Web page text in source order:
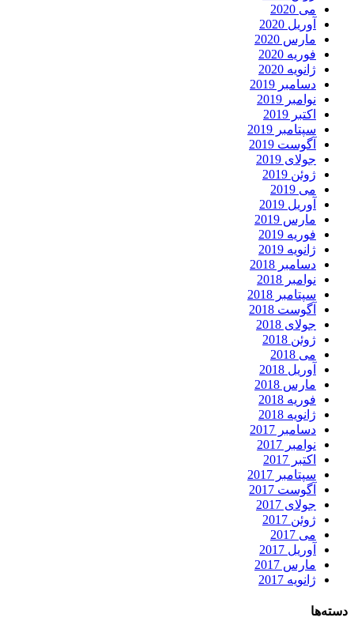
می 2020
آوریل 2020
مارس 2020
فوریه 2020
ژانویه 2020
دسامبر 2019
نوامبر 2019
اکتبر 2019
سپتامبر 2019
آگوست 2019
جولای 2019
ژوئن 2019
می 2019
آوریل 2019
مارس 2019
فوریه 2019
ژانویه 2019
دسامبر 2018
نوامبر 2018
سپتامبر 2018
آگوست 2018
جولای 2018
ژوئن 2018
می 2018
آوریل 2018
مارس 2018
فوریه 2018
ژانویه 2018
دسامبر 2017
نوامبر 2017
اکتبر 2017
سپتامبر 2017
آگوست 2017
جولای 2017
ژوئن 2017
می 2017
آوریل 2017
مارس 2017
ژانویه 2017
دسته‌ها